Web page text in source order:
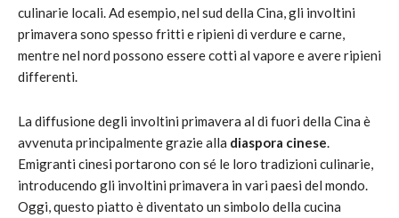
culinarie locali. Ad esempio, nel sud della Cina, gli involtini
primavera sono spesso fritti e ripieni di verdure e carne,
mentre nel nord possono essere cotti al vapore e avere ripieni
differenti.
La diffusione degli involtini primavera al di fuori della Cina è
avvenuta principalmente grazie alla diaspora cinese.
Emigranti cinesi portarono con sé le loro tradizioni culinarie,
introducendo gli involtini primavera in vari paesi del mondo.
Oggi, questo piatto è diventato un simbolo della cucina